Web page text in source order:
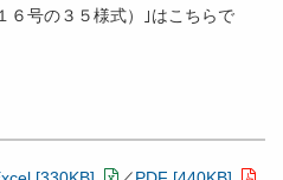
号の３５様式）｣はこちらで